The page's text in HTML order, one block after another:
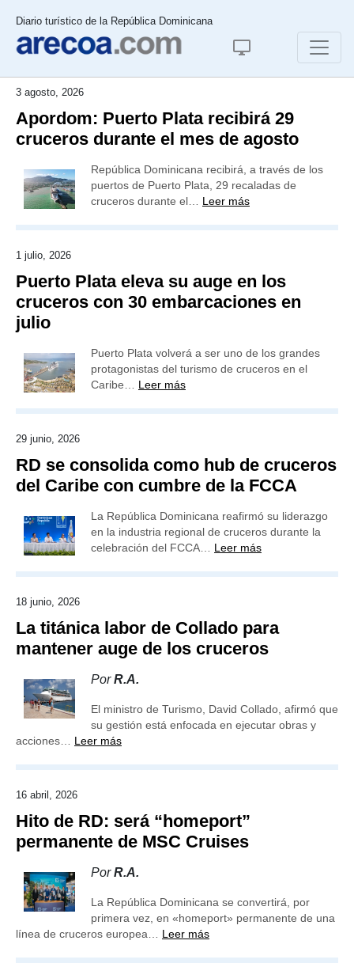
Diario turístico de la República Dominicana
3 agosto, 2026
Apordom: Puerto Plata recibirá 29
cruceros durante el mes de agosto
República Dominicana recibirá, a través de los
puertos de Puerto Plata, 29 recaladas de
cruceros durante el… Leer más
1 julio, 2026
Puerto Plata eleva su auge en los
cruceros con 30 embarcaciones en
julio
Puerto Plata volverá a ser uno de los grandes
protagonistas del turismo de cruceros en el
Caribe… Leer más
29 junio, 2026
RD se consolida como hub de cruceros
del Caribe con cumbre de la FCCA
La República Dominicana reafirmó su liderazgo
en la industria regional de cruceros durante la
celebración del FCCA… Leer más
18 junio, 2026
La titánica labor de Collado para
mantener auge de los cruceros
PorR.A.
El ministro de Turismo, David Collado, afirmó que
su gestión está enfocada en ejecutar obras y
acciones… Leer más
16 abril, 2026
Hito de RD: será “homeport”
permanente de MSC Cruises
PorR.A.
La República Dominicana se convertirá, por
primera vez, en «homeport» permanente de una
línea de cruceros europea… Leer más